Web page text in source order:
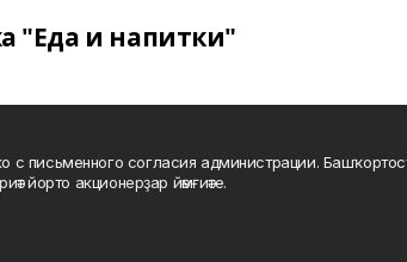
"Еда и напитки"
с письменного согласия администрации.
йорто акционерҙар йәмғиәте.